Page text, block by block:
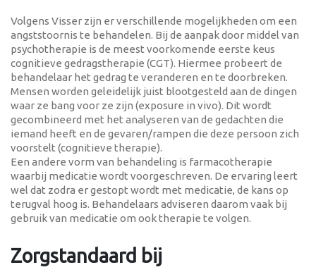
Volgens Visser zijn er verschillende mogelijkheden om een
angststoornis te behandelen. Bij de aanpak door middel van
psychotherapie is de meest voorkomende eerste keus
cognitieve gedragstherapie (CGT). Hiermee probeert de
behandelaar het gedrag te veranderen en te doorbreken.
Mensen worden geleidelijk juist blootgesteld aan de dingen
waar ze bang voor ze zijn (exposure in vivo). Dit wordt
gecombineerd met het analyseren van de gedachten die
iemand heeft en de gevaren/rampen die deze persoon zich
voorstelt (cognitieve therapie).
Een andere vorm van behandeling is farmacotherapie
waarbij medicatie wordt voorgeschreven. De ervaring leert
wel dat zodra er gestopt wordt met medicatie, de kans op
terugval hoog is. Behandelaars adviseren daarom vaak bij
gebruik van medicatie om ook therapie te volgen.
Zorgstandaard bij